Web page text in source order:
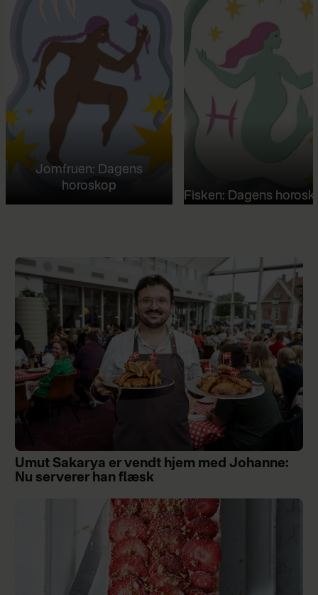
Jomfruen: Dagens
horoskop
Fisken: Dagens
Umut Sakarya er vendt hjem med Johanne:
Nu serverer han flæsk